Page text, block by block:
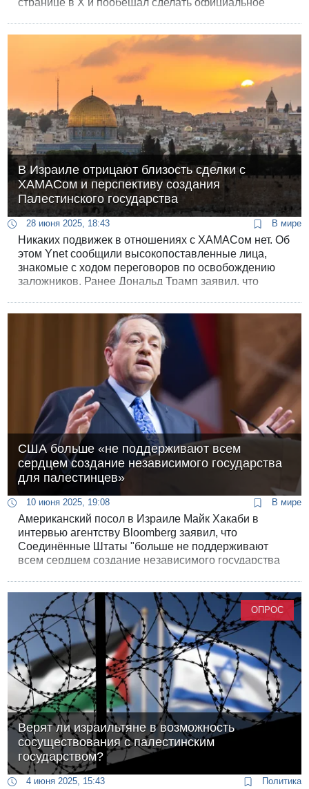
странице в X и пообещал сделать официальное
В Израиле отрицают близость сделки с
ХАМАСом и перспективу создания
Палестинского государства
28 июня 2025, 18:43 В мире
Никаких подвижек в отношениях с ХАМАСом нет. Об
этом Ynet сообщили высокопоставленные лица,
знакомые с ходом переговоров по освобождению
заложников. Ранее Дональд Трамп заявил, что
США больше «не поддерживают всем
сердцем создание независимого государства
для палестинцев»
10 июня 2025, 19:08 В мире
Американский посол в Израиле Майк Хакаби в
интервью агентству Bloomberg заявил, что
Соединённые Штаты "больше не поддерживают
всем сердцем создание независимого государства
не на территории Иудеи и Самарии.
ОПРОС
Верят ли израильтяне в возможность
сосуществования с палестинским
государством?
4 июня 2025, 15:43 Политика